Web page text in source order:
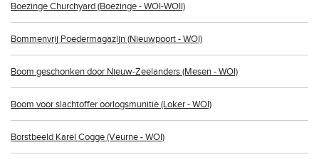
Boezinge Churchyard (Boezinge - WOI-WOII)
Bommenvrij Poedermagazijn (Nieuwpoort - WOI)
Boom geschonken door Nieuw-Zeelanders (Mesen - WOI)
Boom voor slachtoffer oorlogsmunitie (Loker - WOI)
Borstbeeld Karel Cogge (Veurne - WOI)